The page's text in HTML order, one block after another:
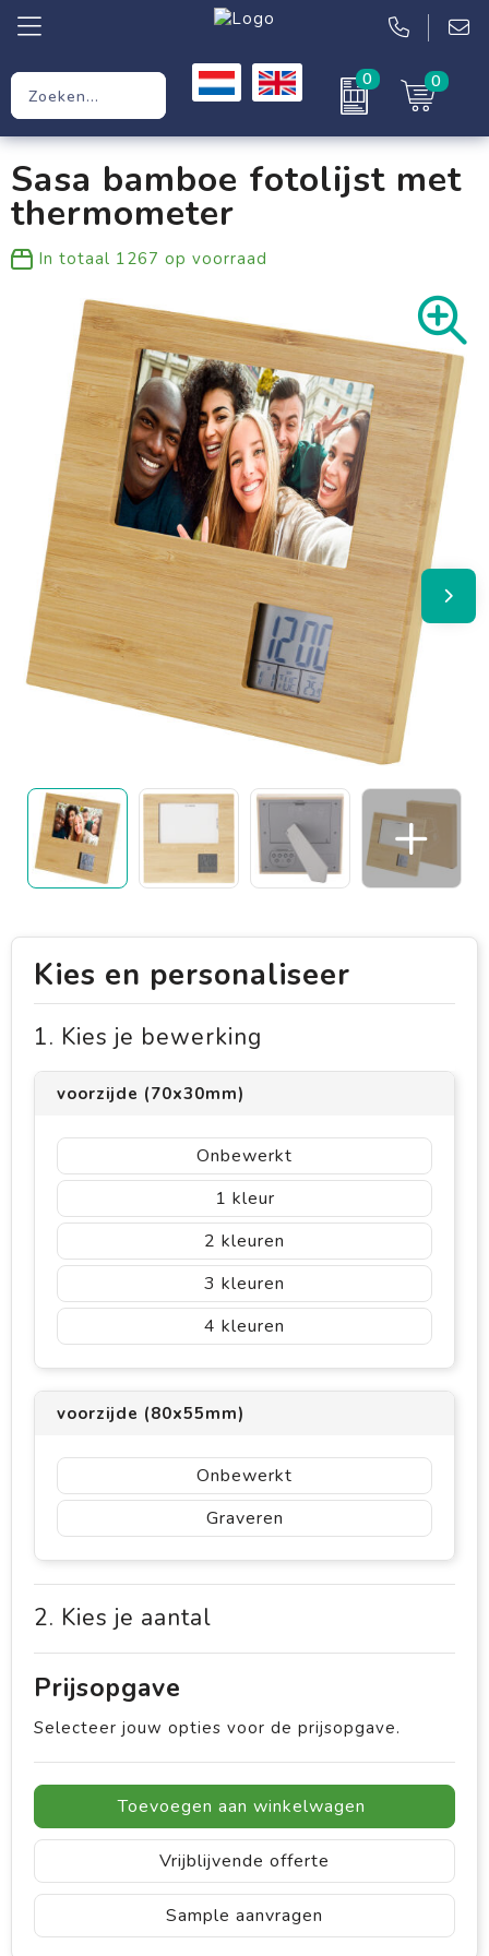
0 0
Werkkleding
Kleding
Sasa bamboe fotolijst met
thermometer
In totaal 1267 op voorraad
Kies en personaliseer
1. Kies je bewerking
voorzijde (70x30mm)
Onbewerkt
1
2
3
4
voorzijde (80x55mm)
Onbewerkt
Graveren
2. Kies je aantal
Prijsopgave
Selecteer jouw opties voor de prijsopgave.
Toevoegen aan winkelwagen
Vrijblijvende offerte
Sample aanvragen